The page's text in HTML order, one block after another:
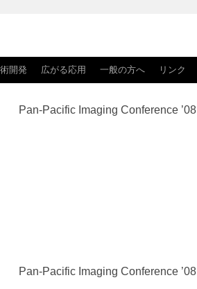
開発 広がる応用 一般の方へ リンク
Pan-Pacific Imaging Conference ’08
Pan-Pacific Imaging Conference ’08